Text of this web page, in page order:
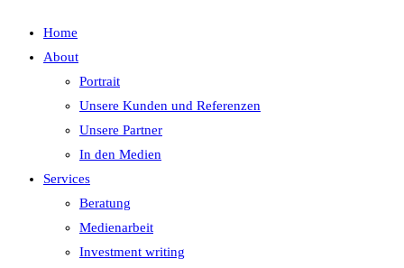
Home
About
Portrait
Unsere Kunden und Referenzen
Unsere Partner
In den Medien
Services
Beratung
Medienarbeit
Investment writing